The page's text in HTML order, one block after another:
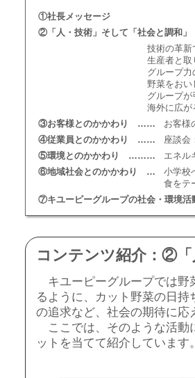
①社長メッセージ
②「人・技術」そして「社会と調和」
技術の革新
生産者と取
グループ
野菜をお
グループ
海外に広が
③お客様とのかかわり ……
お客様
④従業員とのかかわり ……
座談会
⑤環境とのかかわり ………
エネル
⑥地域社会とのかかわり …
小学校
食をテ
⑦キユーピーグループの社会・環境活
コンテンツ紹介：②「
キユーピーグループでは野
るように、カット野菜の日
の追求など、社会の期待に
ここでは、そのような活動
ットを当てて紹介しています